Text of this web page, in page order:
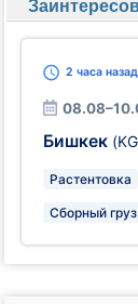
2 часаназад
Бишкек
Растентовка
Сборный